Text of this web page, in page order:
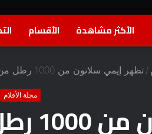
الأكثر مشاهدة الأقسام
/ تظهر إيمي سلاتون من 1000 رطل من الأخوات نجاحاً مبهراً في فقدان الوزن في ثوب أسود
مجلة الأفلام